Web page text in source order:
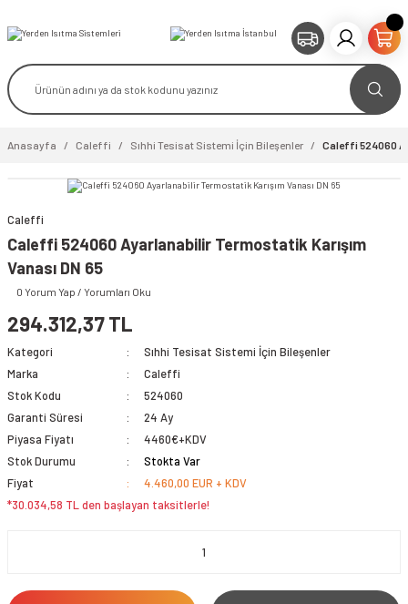
Anasayfa Caleffi Sıhhi Tesisat Sistemi İçin Bileşenler Caleffi 524060
video izle
Caleffi
Caleffi 524060 Ayarlanabilir Termostatik Karışım
Vanası DN 65
0 Yorum Yap / Yorumları Oku
294.312,37 TL
Kategori
Sıhhi Tesisat Sistemi İçin Bileşenler
Marka
Caleffi
Stok Kodu
524060
Garanti Süresi
24 Ay
Piyasa Fiyatı
4460€+KDV
Stok Durumu
Stokta Var
Fiyat
4.460,00 EUR + KDV
*30.034,58 TL den başlayan taksitlerle!